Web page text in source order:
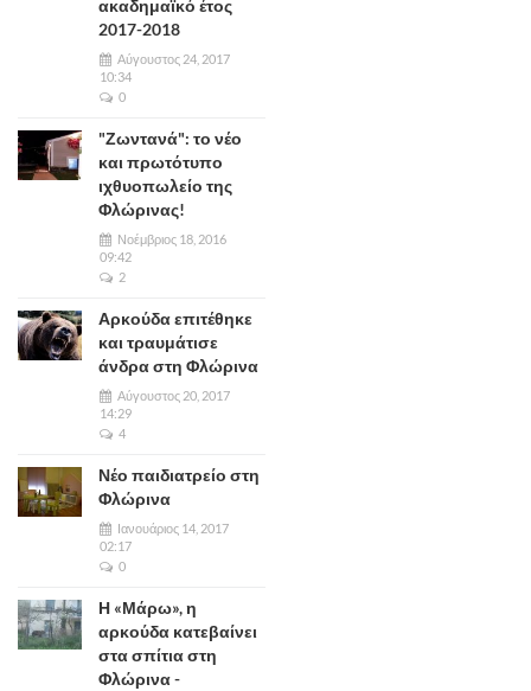
ακαδημαϊκό έτος
2017-2018
Αύγουστος 24, 2017
10:34
0
"Ζωντανά": το νέο
και πρωτότυπο
ιχθυοπωλείο της
Φλώρινας!
Νοέμβριος 18, 2016
09:42
2
Αρκούδα επιτέθηκε
και τραυμάτισε
άνδρα στη Φλώρινα
Αύγουστος 20, 2017
14:29
4
Νέο παιδιατρείο στη
Φλώρινα
Ιανουάριος 14, 2017
02:17
0
Η «Μάρω», η
αρκούδα κατεβαίνει
στα σπίτια στη
Φλώρινα -